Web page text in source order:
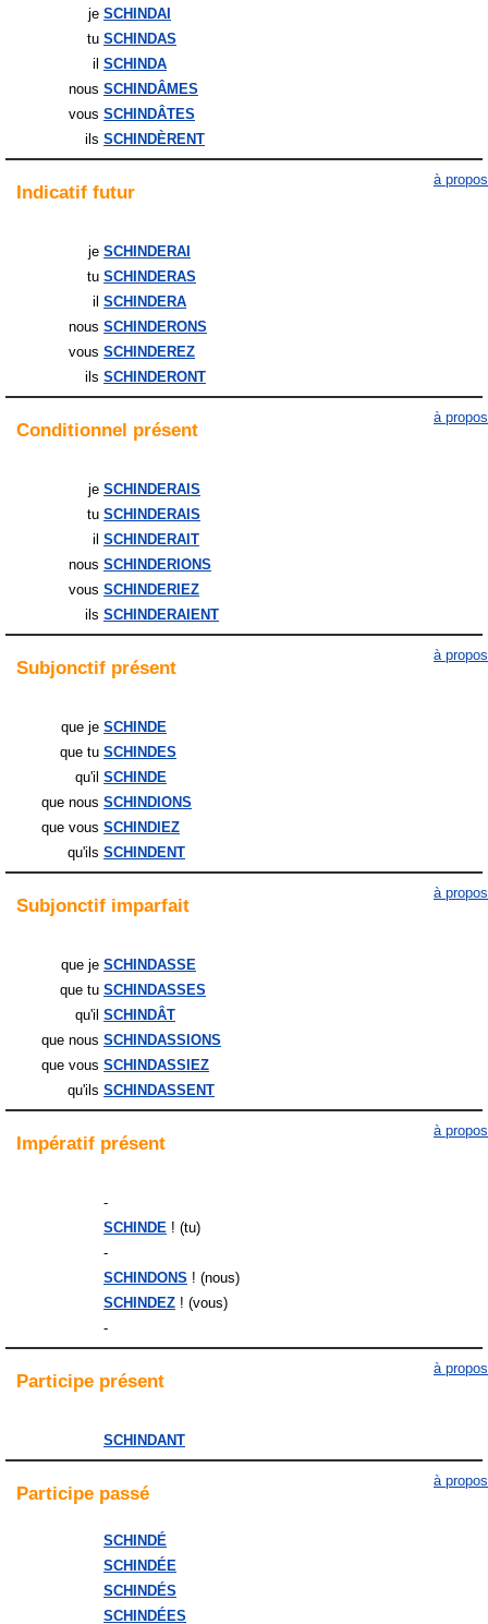
je SCHINDAI
tu SCHINDAS
il SCHINDA
nous SCHINDÂMES
vous SCHINDÂTES
ils SCHINDÈRENT
Indicatif futur
à propos
je SCHINDERAI
tu SCHINDERAS
il SCHINDERA
nous SCHINDERONS
vous SCHINDEREZ
ils SCHINDERONT
Conditionnel présent
à propos
je SCHINDERAIS
tu SCHINDERAIS
il SCHINDERAIT
nous SCHINDERIONS
vous SCHINDERIEZ
ils SCHINDERAIENT
Subjonctif présent
à propos
que je SCHINDE
que tu SCHINDES
qu'il SCHINDE
que nous SCHINDIONS
que vous SCHINDIEZ
qu'ils SCHINDENT
Subjonctif imparfait
à propos
que je SCHINDASSE
que tu SCHINDASSES
qu'il SCHINDÂT
que nous SCHINDASSIONS
que vous SCHINDASSIEZ
qu'ils SCHINDASSENT
Impératif présent
à propos
-
SCHINDE ! (tu)
-
SCHINDONS ! (nous)
SCHINDEZ ! (vous)
-
Participe présent
à propos
SCHINDANT
Participe passé
à propos
SCHINDÉ
SCHINDÉE
SCHINDÉS
SCHINDÉES